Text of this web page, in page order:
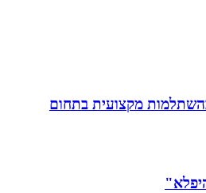
מקצועית בתחום